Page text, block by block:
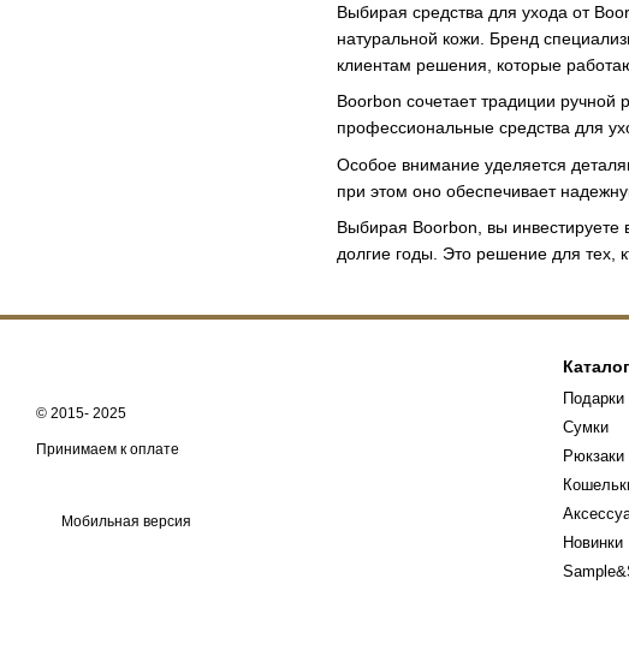
Выбирая средства для ухода от
натуральной кожи. Бренд
клиентам решения, которые
Boorbon сочетает традиции ручной
профессиональные средства для
Особое внимание уделяется
при этом оно обеспечивает
Выбирая Boorbon, вы
долгие годы. Это решение для тех,
© 2015- 2025
Принимаем к оплате
Мобильная версия
Каталог
Подарки
Сумки
Рюкзаки
Новинки